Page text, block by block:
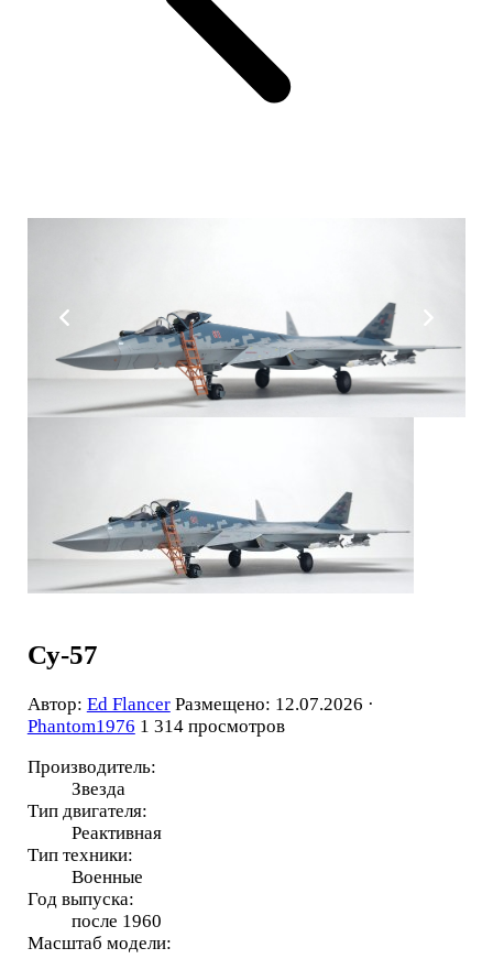
Су-57
Автор: Ed Flancer Размещено: 12.07.2026 ·
Phantom1976 1 314 просмотров
Производитель:
Звезда
Тип двигателя:
Реактивная
Тип техники:
Военные
Год выпуска:
после 1960
Масштаб модели: